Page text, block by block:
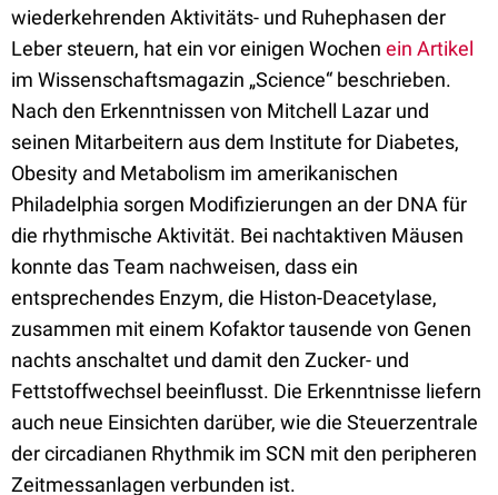
wiederkehrenden Aktivitäts- und Ruhephasen der
Leber steuern, hat ein vor einigen Wochen ein Artikel
im Wissenschaftsmagazin „Science“ beschrieben.
Nach den Erkenntnissen von Mitchell Lazar und
seinen Mitarbeitern aus dem Institute for Diabetes,
Obesity and Metabolism im amerikanischen
Philadelphia sorgen Modifizierungen an der DNA für
die rhythmische Aktivität. Bei nachtaktiven Mäusen
konnte das Team nachweisen, dass ein
entsprechendes Enzym, die Histon-Deacetylase,
zusammen mit einem Kofaktor tausende von Genen
nachts anschaltet und damit den Zucker- und
Fettstoffwechsel beeinflusst. Die Erkenntnisse liefern
auch neue Einsichten darüber, wie die Steuerzentrale
der circadianen Rhythmik im SCN mit den peripheren
Zeitmessanlagen verbunden ist.